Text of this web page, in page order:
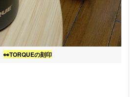
👀TORQUEの刻印